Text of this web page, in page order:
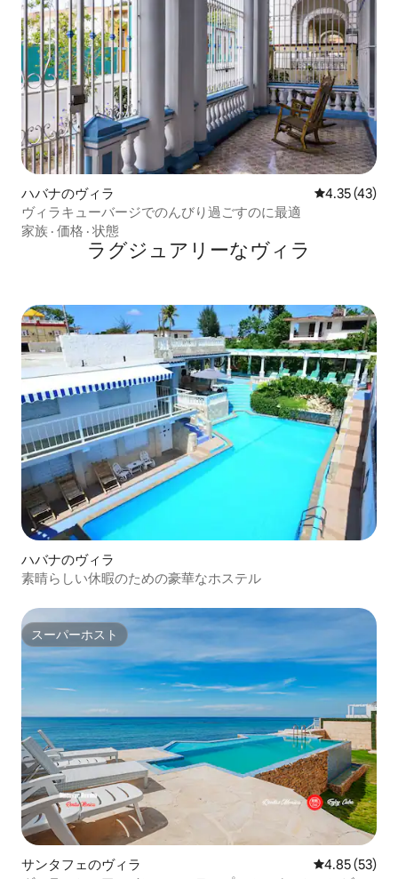
ハバナのヴィラ レビュー43
4.35 (43)
ヴィラキューバージでのんびり過ごすのに最適
家族 · 価格 · 状態
ラグジュアリーなヴィラ
ハバナのヴィラ
素晴らしい休暇のための豪華なホステル
スーパーホスト
スーパーホスト
サンタフェのヴィラ レビュー53
4.85 (53)